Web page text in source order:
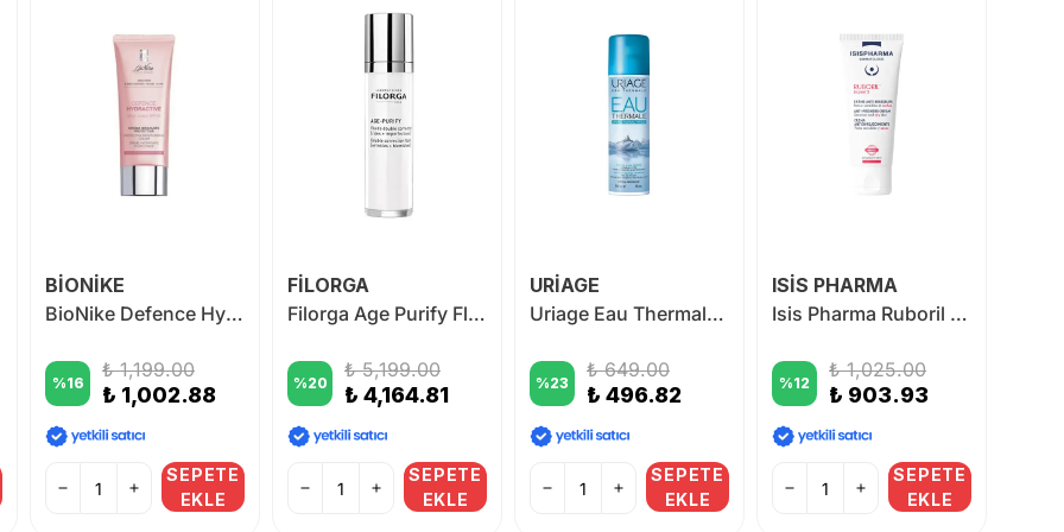
BİONİKE
BioNike Defence Hydractive Urban Protection SPF30 40 ml
%16
₺ 1,199.00
₺ 1,002.88
SEPETE
EKLE
FİLORGA
Filorga Age Purify Fluide Çift Etkili Sıvı 50 ml
%20
₺ 5,199.00
₺ 4,164.81
SEPETE
EKLE
URİAGE
Uriage Eau Thermale 150ml
%23
₺ 649.00
₺ 496.82
SEPETE
EKLE
ISİS PHARMA
Isis Pharma Ruboril Expert S Anti Redness Cream 40 ml
%12
₺ 1,025.00
₺ 903.93
SEPETE
EKLE